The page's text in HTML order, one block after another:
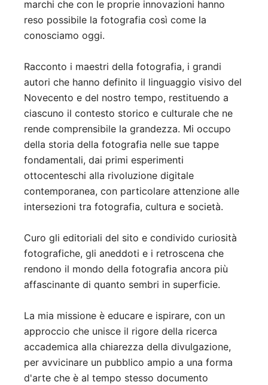
marchi che con le proprie innovazioni hanno
reso possibile la fotografia così come la
conosciamo oggi.
Racconto i maestri della fotografia, i grandi
autori che hanno definito il linguaggio visivo del
Novecento e del nostro tempo, restituendo a
ciascuno il contesto storico e culturale che ne
rende comprensibile la grandezza. Mi occupo
della storia della fotografia nelle sue tappe
fondamentali, dai primi esperimenti
ottocenteschi alla rivoluzione digitale
contemporanea, con particolare attenzione alle
intersezioni tra fotografia, cultura e società.
Curo gli editoriali del sito e condivido curiosità
fotografiche, gli aneddoti e i retroscena che
rendono il mondo della fotografia ancora più
affascinante di quanto sembri in superficie.
La mia missione è educare e ispirare, con un
approccio che unisce il rigore della ricerca
accademica alla chiarezza della divulgazione,
per avvicinare un pubblico ampio a una forma
d'arte che è al tempo stesso documento